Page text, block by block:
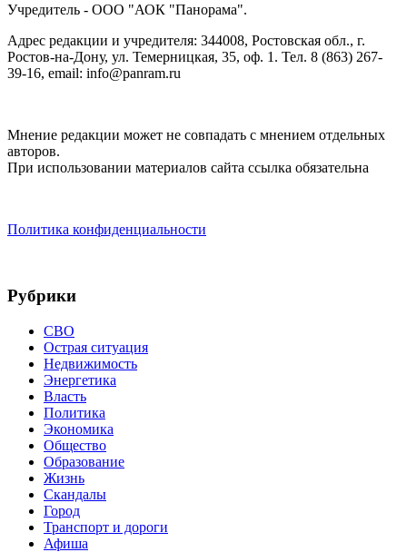
Учредитель - ООО "АОК "Панорама".
Адрес редакции и учредителя: 344008, Ростовская обл., г.
Ростов-на-Дону, ул. Темерницкая, 35, оф. 1. Тел. 8 (863) 267-
39-16, email: info@panram.ru
Мнение редакции может не совпадать с мнением отдельных
авторов.
При использовании материалов сайта ссылка обязательна
Политика конфиденциальности
Рубрики
СВО
Острая ситуация
Недвижимость
Энергетика
Власть
Политика
Экономика
Общество
Образование
Жизнь
Скандалы
Город
Транспорт и дороги
Афиша